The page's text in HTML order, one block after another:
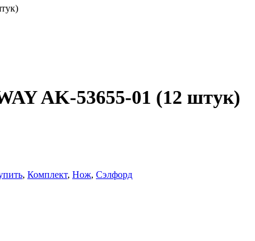
AK-53655-01 (12 штук)
, Комплект, Нож, Сэлфорд